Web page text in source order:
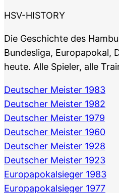
HSV-HISTORY
Die Geschichte des
Bundesliga, Europapokal,
heute. Alle Spieler, alle
Deutscher Meister 1983
Deutscher Meister 1982
Deutscher Meister 1979
Deutscher Meister 1960
Deutscher Meister 1928
Deutscher Meister 1923
Europapokalsieger 1983
Europapokalsieger 1977